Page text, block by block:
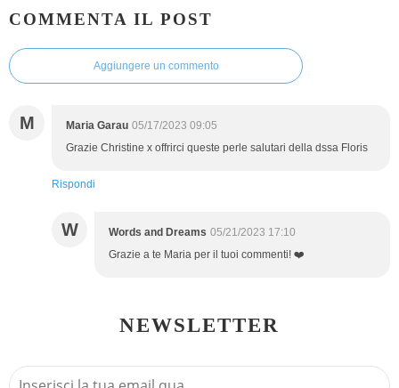
COMMENTA IL POST
Aggiungere un commento
M Maria Garau 05/17/2023 09:05
Grazie Christine x offrirci queste perle salutari della dssa Floris
Rispondi
W Words and Dreams 05/21/2023 17:10
Grazie a te Maria per il tuoi commenti! ❤️
NEWSLETTER